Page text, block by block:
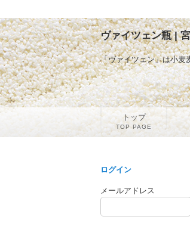
ヴァイツェン瓶 |
「ヴァイツェン」は小麦
ログイン
メールアドレス
トップ
TOP PAGE